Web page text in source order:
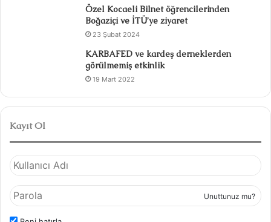
Özel Kocaeli Bilnet öğrencilerinden
Boğaziçi ve İTÜ’ye ziyaret
23 Şubat 2024
KARBAFED ve kardeş derneklerden
görülmemiş etkinlik
19 Mart 2022
Kayıt Ol
Unuttunuz mu?